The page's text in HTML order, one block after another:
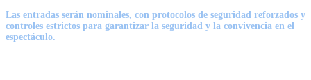
Las entradas serán nominales, con protocolos de seguridad reforzados y
controles estrictos para garantizar la seguridad y la convivencia en el
espectáculo.